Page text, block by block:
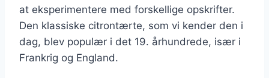
at eksperimentere med forskellige opskrifter.
Den klassiske citrontærte, som vi kender den i
dag, blev populær i det 19. århundrede, især i
Frankrig og England.